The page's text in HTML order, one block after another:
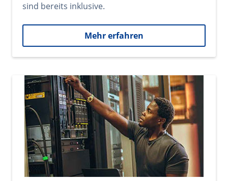
sind bereits inklusive.
Mehr erfahren